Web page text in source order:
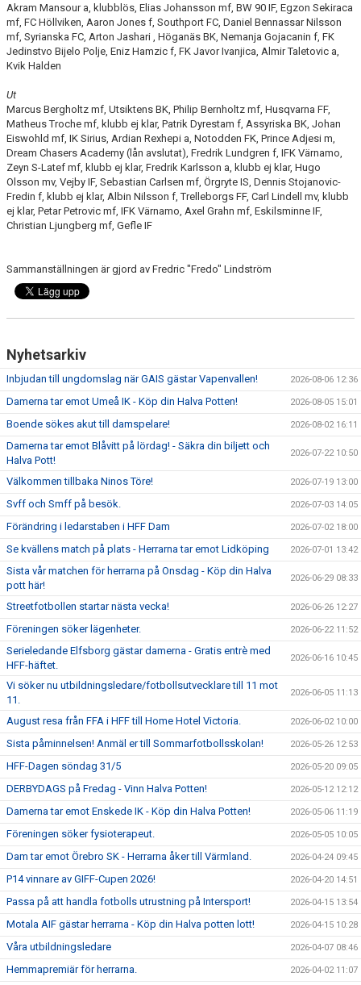
Akram Mansour a, klubblös, Elias Johansson mf, BW 90 IF, Egzon Sekiraca
mf, FC Höllviken, Aaron Jones f, Southport FC, Daniel Bennassar Nilsson
mf, Syrianska FC, Arton Jashari , Höganäs BK, Nemanja Gojacanin f, FK
Jedinstvo Bijelo Polje, Eniz Hamzic f, FK Javor Ivanjica, Almir Taletovic a,
Kvik Halden
Ut
Marcus Bergholtz mf, Utsiktens BK, Philip Bernholtz mf, Husqvarna FF,
Matheus Troche mf, klubb ej klar, Patrik Dyrestam f, Assyriska BK, Johan
Eiswohld mf, IK Sirius, Ardian Rexhepi a, Notodden FK, Prince Adjesi m,
Dream Chasers Academy (lån avslutat), Fredrik Lundgren f, IFK Värnamo,
Zeyn S-Latef mf, klubb ej klar, Fredrik Karlsson a, klubb ej klar, Hugo
Olsson mv, Vejby IF, Sebastian Carlsen mf, Örgryte IS, Dennis Stojanovic-
Fredin f, klubb ej klar, Albin Nilsson f, Trelleborgs FF, Carl Lindell mv, klubb
ej klar, Petar Petrovic mf, IFK Värnamo, Axel Grahn mf, Eskilsminne IF,
Christian Ljungberg mf, Gefle IF
Sammanställningen är gjord av Fredric "Fredo" Lindström
Nyhetsarkiv
Inbjudan till ungdomslag när GAIS gästar Vapenvallen! 2026-08-06 12:36
Damerna tar emot Umeå IK - Köp din Halva Potten! 2026-08-05 15:01
Boende sökes akut till damspelare! 2026-08-02 16:11
Damerna tar emot Blåvitt på lördag! - Säkra din biljett och
Halva Pott!
2026-07-22 10:50
Välkommen tillbaka Ninos Töre! 2026-07-19 13:00
Svff och Smff på besök. 2026-07-03 14:05
Förändring i ledarstaben i HFF Dam 2026-07-02 18:00
Se kvällens match på plats - Herrarna tar emot Lidköping 2026-07-01 13:42
Sista vår matchen för herrarna på Onsdag - Köp din Halva
pott här!
2026-06-29 08:33
Streetfotbollen startar nästa vecka! 2026-06-26 12:27
Föreningen söker lägenheter. 2026-06-22 11:52
Serieledande Elfsborg gästar damerna - Gratis entrè med
HFF-häftet.
2026-06-16 10:45
Vi söker nu utbildningsledare/fotbollsutvecklare till 11 mot
11.
2026-06-05 11:13
August resa från FFA i HFF till Home Hotel Victoria. 2026-06-02 10:00
Sista påminnelsen! Anmäl er till Sommarfotbollsskolan! 2026-05-26 12:53
HFF-Dagen söndag 31/5 2026-05-20 09:05
DERBYDAGS på Fredag - Vinn Halva Potten! 2026-05-12 12:12
Damerna tar emot Enskede IK - Köp din Halva Potten! 2026-05-06 11:19
Föreningen söker fysioterapeut. 2026-05-05 10:05
Dam tar emot Örebro SK - Herrarna åker till Värmland. 2026-04-24 09:45
P14 vinnare av GIFF-Cupen 2026! 2026-04-20 14:51
Passa på att handla fotbolls utrustning på Intersport! 2026-04-15 13:54
Motala AIF gästar herrarna - Köp din Halva potten lott! 2026-04-15 10:28
Våra utbildningsledare 2026-04-07 08:46
Hemmapremiär för herrarna. 2026-04-02 11:07